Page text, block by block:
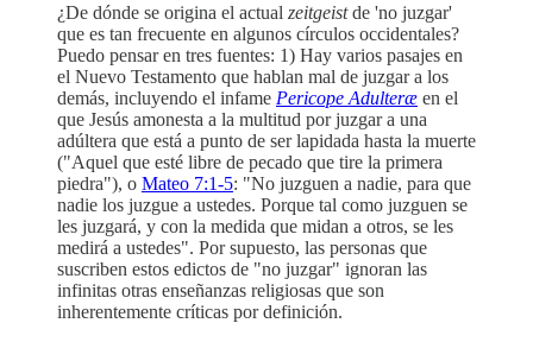
¿De dónde se origina el actual zeitgeistde 'no juzgar'
que es tan frecuente en algunos círculos occidentales?
Puedo pensar en tres fuentes: 1) Hay varios pasajes en
el Nuevo Testamento que hablan mal de juzgar a los
demás, incluyendo el infame Pericope Adulteræ en el
que Jesús amonesta a la multitud por juzgar a una
adúltera que está a punto de ser lapidada hasta la muerte
("Aquel que esté libre de pecado que tire la primera
piedra"), o Mateo 7:1-5: "No juzguen a nadie, para que
nadie los juzgue a ustedes. Porque tal como juzguen se
les juzgará, y con la medida que midan a otros, se les
medirá a ustedes". Por supuesto, las personas que
suscriben estos edictos de "no juzgar" ignoran las
infinitas otras enseñanzas religiosas que son
inherentemente críticas por definición.